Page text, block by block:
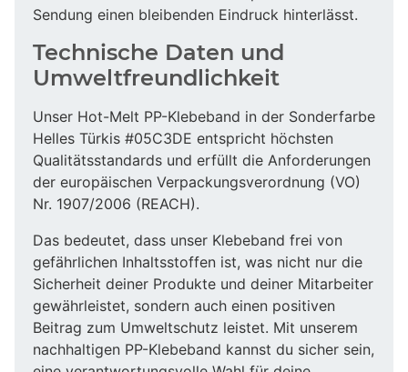
Sendung einen bleibenden Eindruck hinterlässt.
Technische Daten und
Umweltfreundlichkeit
Unser Hot-Melt PP-Klebeband in der Sonderfarbe
Helles Türkis #05C3DE entspricht höchsten
Qualitätsstandards und erfüllt die Anforderungen
der europäischen Verpackungsverordnung (VO)
Nr. 1907/2006 (REACH).
Das bedeutet, dass unser Klebeband frei von
gefährlichen Inhaltsstoffen ist, was nicht nur die
Sicherheit deiner Produkte und deiner Mitarbeiter
gewährleistet, sondern auch einen positiven
Beitrag zum Umweltschutz leistet. Mit unserem
nachhaltigen PP-Klebeband kannst du sicher sein,